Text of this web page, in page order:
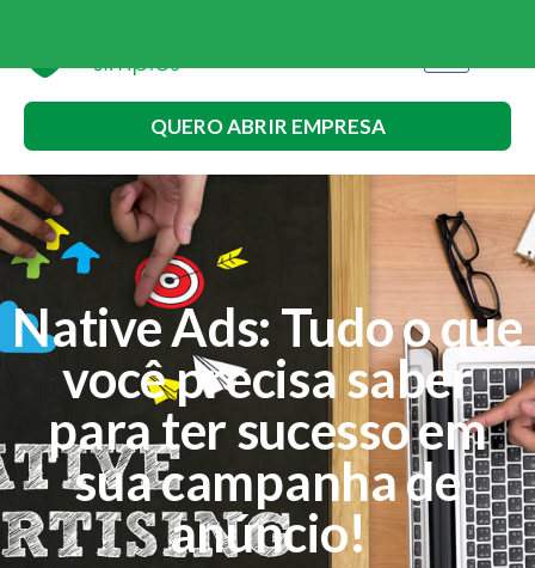
QUERO ABRIR EMPRESA
Native Ads: Tudo o que
você precisa saber
para ter sucesso em
sua campanha de
anúncio!